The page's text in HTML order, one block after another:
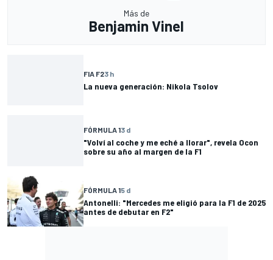
Más de
Benjamin Vinel
FIA F23 h
La nueva generación: Nikola Tsolov
FÓRMULA 13 d
"Volví al coche y me eché a llorar", revela Ocon
sobre su año al margen de la F1
FÓRMULA 15 d
Antonelli: "Mercedes me eligió para la F1 de 2025
antes de debutar en F2"